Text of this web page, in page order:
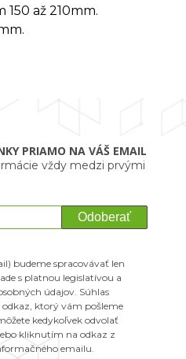
150 až 210mm.
PRIAMO NA VÁŠ EMAIL
vždy medzi prvými
Odoberať
budeme spracovávať len
s platnou legislatívou a
údajov. Súhlas
ktorý vám pošleme
kedykoľvek odvolať
kliknutím na odkaz z
emailu.